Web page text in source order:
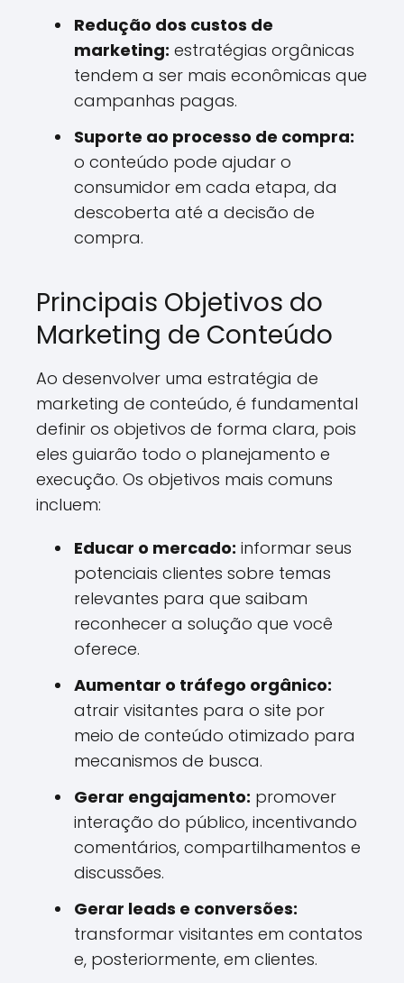
Redução dos custos de
marketing: estratégias orgânicas
tendem a ser mais econômicas que
campanhas pagas.
Suporte ao processo de compra:
o conteúdo pode ajudar o
consumidor em cada etapa, da
descoberta até a decisão de
compra.
Principais Objetivos do
Marketing de Conteúdo
Ao desenvolver uma estratégia de
marketing de conteúdo, é fundamental
definir os objetivos de forma clara, pois
eles guiarão todo o planejamento e
execução. Os objetivos mais comuns
incluem:
Educar o mercado: informar seus
potenciais clientes sobre temas
relevantes para que saibam
reconhecer a solução que você
oferece.
Aumentar o tráfego orgânico:
atrair visitantes para o site por
meio de conteúdo otimizado para
mecanismos de busca.
Gerar engajamento: promover
interação do público, incentivando
comentários, compartilhamentos e
discussões.
Gerar leads e conversões:
transformar visitantes em contatos
e, posteriormente, em clientes.